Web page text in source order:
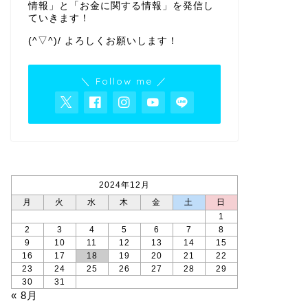
情報」と「お金に関する情報」を発信し
ていきます！
(^▽^)/ よろしくお願いします！
＼ Follow me ／
2024年12月
月
火 水 木 金 土
日
1
2
3 4 5 6 7
8
9
10 11 12 13 14
15
16
17 18 19 20 21
22
23
24 25 26 27 28
29
30
31
« 8月